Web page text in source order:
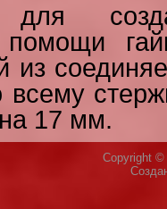
для
из
всему
17 мм.
Copyright